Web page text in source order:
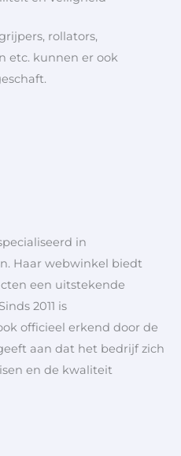
rollators,
etc. kunnen er ook
in
Haar webwinkel biedt
een uitstekende
2011 is
officieel erkend door de
aan dat het bedrijf zich
en de kwaliteit